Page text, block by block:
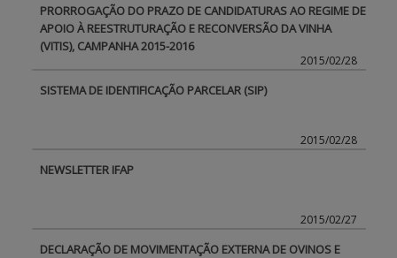
PRORROGAÇÃO DO PRAZO DE CANDIDATURAS AO REGIME DE
APOIO À REESTRUTURAÇÃO E RECONVERSÃO DA VINHA
(VITIS), CAMPANHA 2015-2016
2015/02/28
SISTEMA DE IDENTIFICAÇÃO PARCELAR (SIP)
2015/02/28
NEWSLETTER IFAP
2015/02/27
DECLARAÇÃO DE MOVIMENTAÇÃO EXTERNA DE OVINOS E